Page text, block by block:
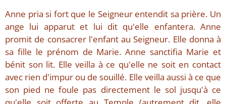
Anne pria si fort que le Seigneur entendit sa prière. Un
ange lui apparut et lui dit qu'elle enfantera. Anne
promit de consacrer l'enfant au Seigneur. Elle donna à
sa fille le prénom de Marie. Anne sanctifia Marie et
bénit son lit. Elle veilla à ce qu'elle ne soit en contact
avec rien d'impur ou de souillé. Elle veilla aussi à ce que
son pied ne foule pas directement le sol jusqu'à ce